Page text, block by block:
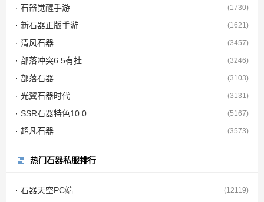
· 石器觉醒手游 (1730)
· 新石器正版手游 (1621)
· 清风石器 (3457)
· 部落冲突6.5有挂 (3246)
· 部落石器 (3103)
· 光翼石器时代 (3131)
· SSR石器特色10.0 (5167)
· 超凡石器 (3573)
热门石器私服排行
· 石器天空PC端 (12119)